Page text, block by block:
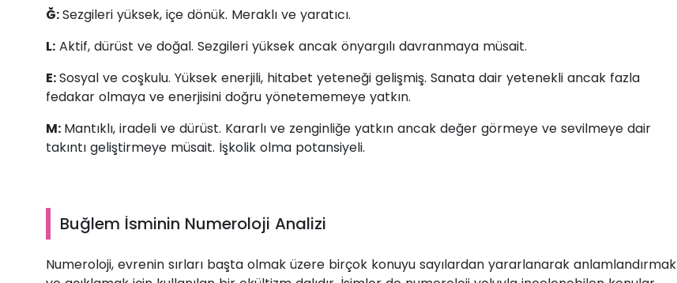
Ğ:Sezgileri yüksek, içe dönük. Meraklı ve yaratıcı.
L: Aktif, dürüst ve doğal. Sezgileri yüksek ancak önyargılı davranmaya müsait.
E:Sosyal ve coşkulu. Yüksek enerjili, hitabet yeteneği gelişmiş. Sanata dair yetenekli ancak fazla
fedakar olmaya ve enerjisini doğru yönetememeye yatkın.
M: Mantıklı, iradeli ve dürüst. Kararlı ve zenginliğe yatkın ancak değer görmeye ve sevilmeye dair
takıntı geliştirmeye müsait. İşkolik olma potansiyeli.
Buğlem İsminin Numeroloji Analizi
Numeroloji, evrenin sırları başta olmak üzere birçok konuyu sayılardan yararlanarak anlamlandırmak